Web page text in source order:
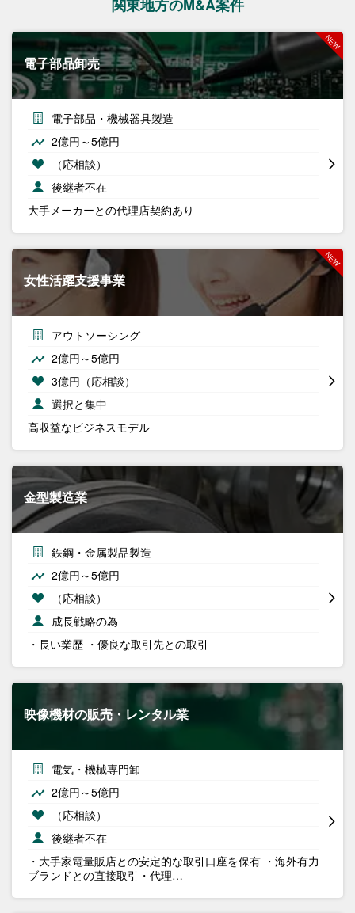
関東地方のM&A案件
電子部品卸売
電子部品・機械器具製造
2億円～5億円
（応相談）
後継者不在
大手メーカーとの代理店契約あり
女性活躍支援事業
アウトソーシング
2億円～5億円
3億円（応相談）
選択と集中
高収益なビジネスモデル
金型製造業
鉄鋼・金属製品製造
2億円～5億円
（応相談）
成長戦略の為
・長い業歴 ・優良な取引先との取引
映像機材の販売・レンタル業
電気・機械専門卸
2億円～5億円
（応相談）
後継者不在
・大手家電量販店との安定的な取引口座を保有 ・海外有力
ブランドとの直接取引・代理…